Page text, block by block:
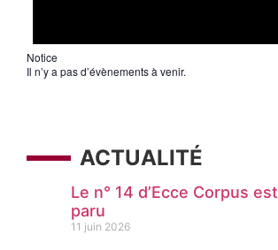
Notice
Il n’y a pas d’évènements à venir.
ACTUALITÉ
Le n° 14 d’Ecce Corpus est
paru
11 juin 2026